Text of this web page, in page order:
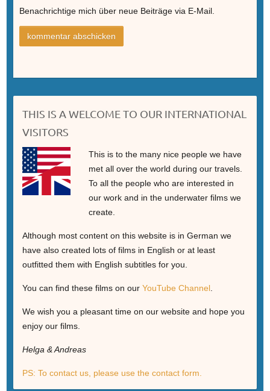
Benachrichtige mich über neue Beiträge via E-Mail.
THIS IS A WELCOME TO OUR INTERNATIONAL
VISITORS
This is to the many nice people we have
met all over the world during our travels.
To all the people who are interested in
our work and in the underwater films we
create.
Although most content on this website is in German we
have also created lots of films in English or at least
outfitted them with English subtitles for you.
You can find these films on our YouTube Channel.
We wish you a pleasant time on our website and hope you
enjoy our films.
Helga & Andreas
PS: To contact us, please use the contact form.